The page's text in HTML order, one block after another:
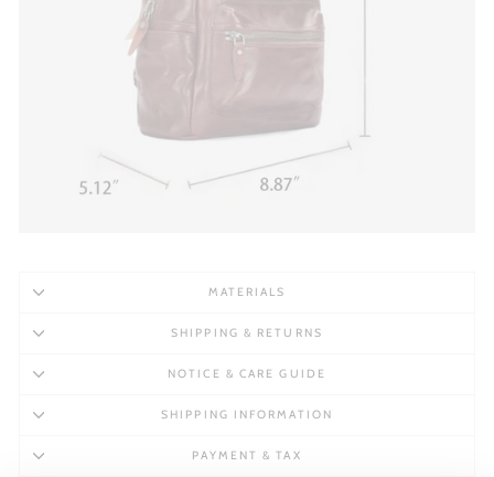
MATERIALS
SHIPPING & RETURNS
NOTICE & CARE GUIDE
SHIPPING INFORMATION
PAYMENT & TAX